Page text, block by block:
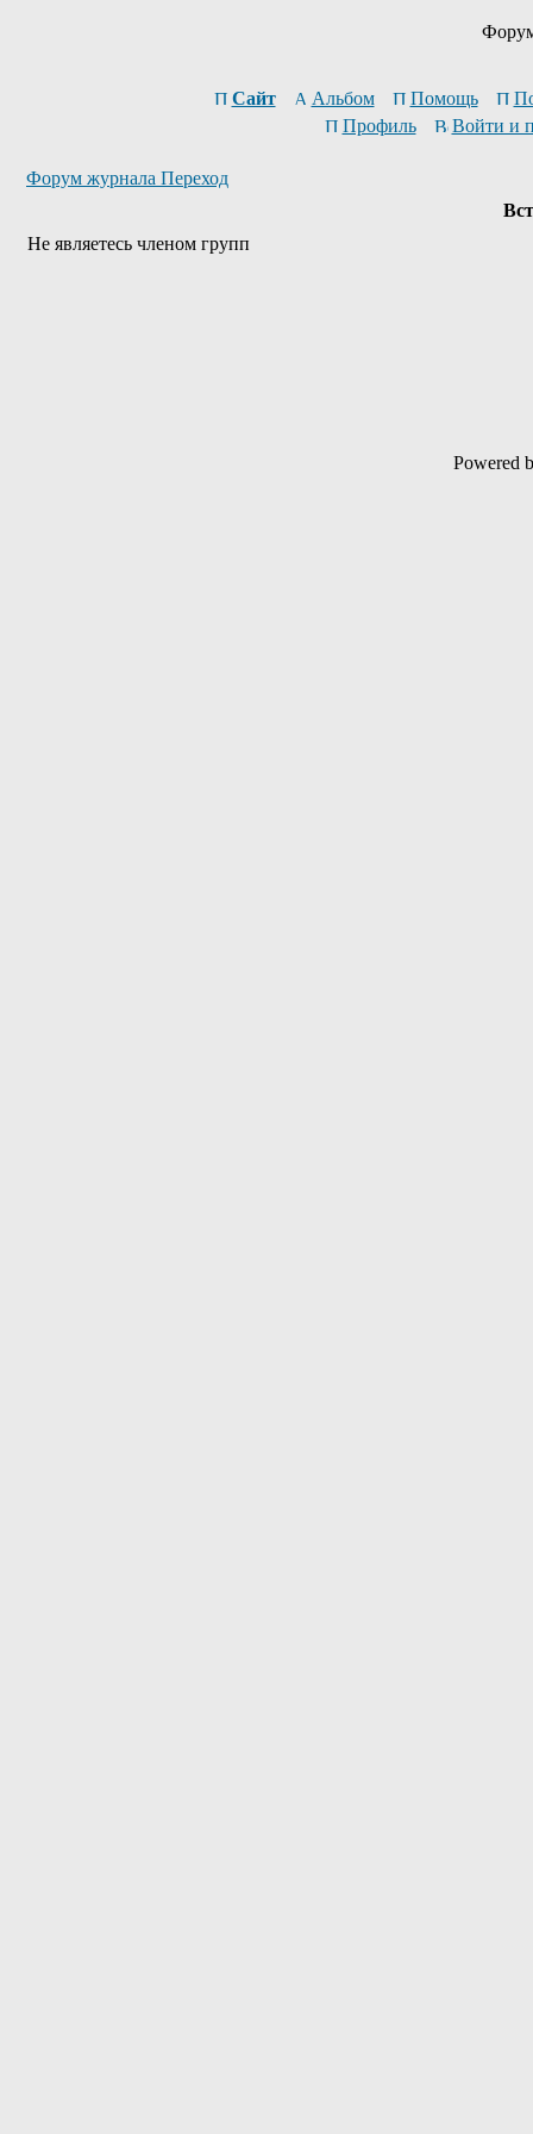
Сайт Альбом Помощь
Профиль
Войти и
Форум журнала Переход
Не являетесь членом групп
Powered